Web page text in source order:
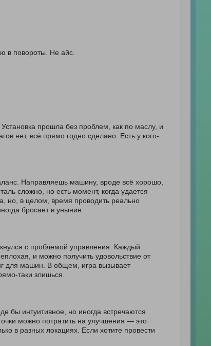
в повороты. Не айс.
прошла без проблем, как по маслу, и
нет, всё прямо годно сделано. Есть у кого-
Направляешь машину, вроде всё хорошо,
сложно, но есть момент, когда удается
но, в целом, время проводить реально
бросает в уныние.
с проблемой управления. Каждый
и можно получить удовольствие от
для машин. В общем, игра вызывает
таки злишься.
бы интуитивное, но иногда встречаются
можно потратить на улучшения — это
в разных локациях. Если хотите провести